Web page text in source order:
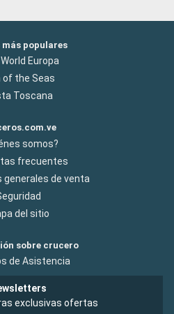
más populares
World Europa
of the Seas
Toscana
somos?
frecuentes
generales de venta
del sitio
sobre crucero
de Asistencia
exclusivas ofertas